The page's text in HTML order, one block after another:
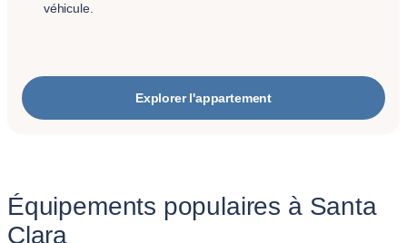
véhicule.
Explorer l'appartement
Équipements populaires à Santa
Clara